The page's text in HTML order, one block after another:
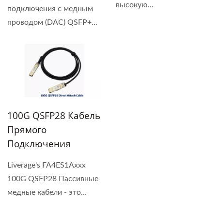
подключения с медным
проводом (DAC) QSFP+...
высокую
100G QSFP28 Кабель
Прямого
Подключения
Liverage's FA4ES1Axxx
100G QSFP28 Пассивные
медные кабели - это